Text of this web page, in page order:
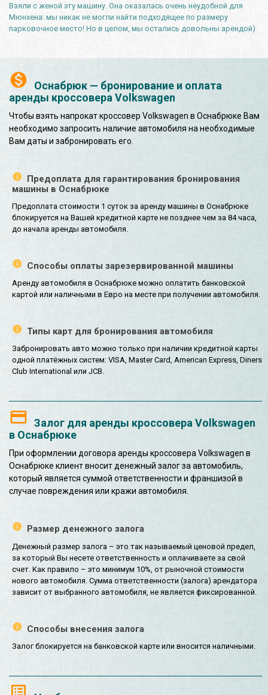
Оснабрюк — бронирование и оплата
аренды кроссовера Volkswagen
Чтобы взять напрокат кроссовер Volkswagen в Оснабрюке Вам
необходимо запросить наличие автомобиля на необходимые
Вам даты и забронировать его.
Предоплата для гарантирования бронирования
машины в Оснабрюке
Предоплата стоимости 1 суток за аренду машины в Оснабрюке
блокируется на Вашей кредитной карте не позднее чем за 84 часа,
до начала аренды автомобиля.
Способы оплаты зарезервированной машины
Аренду автомобиля в Оснабрюке можно оплатить банковской
картой или наличными в Евро на месте при получении автомобиля.
Типы карт для бронирования автомобиля
Забронировать авто можно только при наличии кредитной карты
одной платёжных систем: VISA, Master Card, American Express, Diners
Club International или JCB.
Залог для аренды кроссовера Volkswagen
в Оснабрюке
При оформлении договора аренды кроссовера Volkswagen в
Оснабрюке клиент вносит денежный залог за автомобиль,
который является суммой ответственности и франшизой в
случае повреждения или кражи автомобиля.
Размер денежного залога
Денежный размер залога – это так называемый ценовой предел,
за который Вы несете ответственность и оплачиваете за свой
счет. Как правило – это минимум 10%, от рыночной стоимости
нового автомобиля. Сумма ответственности (залога) арендатора
зависит от выбранного автомобиля, не является фиксированной.
Способы внесения залога
Залог блокируется на банковской карте или вносится наличными.
Взяли с женой эту машину. Она оказалась очень неудобной для
Мюнхена: мы никак не могли найти подходящее по размеру
парковочное место! Но в целом, мы остались довольны арендой)